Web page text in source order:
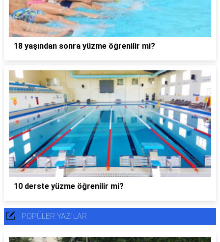
18 yaşından sonra yüzme öğrenilir mi?
10 derste yüzme öğrenilir mi?
POPÜLER YAZILAR